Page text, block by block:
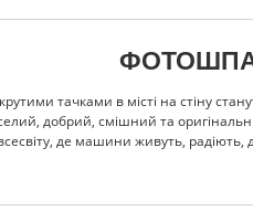
тачками в місті на стіну
добрий, смішний та
де машини живуть, радіють,
сюжетне, біля стіни з ним не